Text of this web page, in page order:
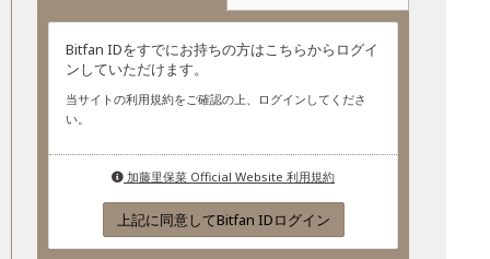
Bitfan IDをすでにお持ちの方はこちらからログイ
ンしていただけます。
当サイトの利用規約をご確認の上、ログインしてくださ
い。
加藤里保菜 Official Website 利用規約
上記に同意してBitfan IDログイン